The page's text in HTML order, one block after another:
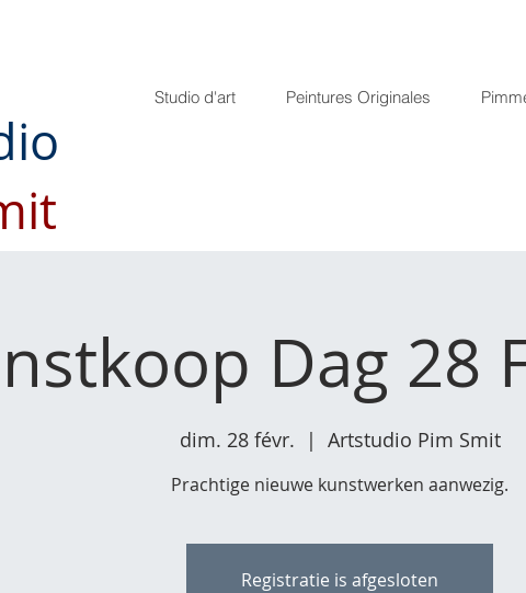
Studio d'art Peintures Originales
Dag 28
dim. 28 févr.
  |
Artstudio Pim Smit
Prachtige nieuwe kunstwerken aanwezig.
Registratie is afgesloten